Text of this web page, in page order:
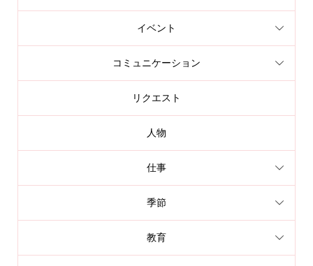
イベント
コミュニケーション
リクエスト
人物
仕事
季節
教育